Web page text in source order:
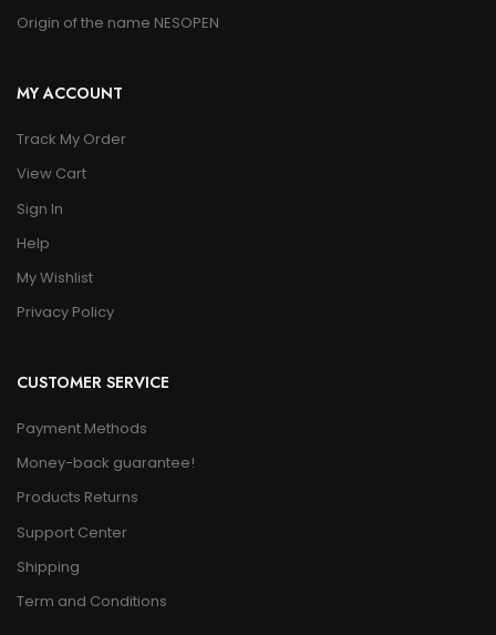
Origin of the name NESOPEN
MY ACCOUNT
Track My Order
View Cart
Sign In
Help
My Wishlist
Privacy Policy
CUSTOMER SERVICE
Payment Methods
Money-back guarantee!
Products Returns
Support Center
Shipping
Term and Conditions